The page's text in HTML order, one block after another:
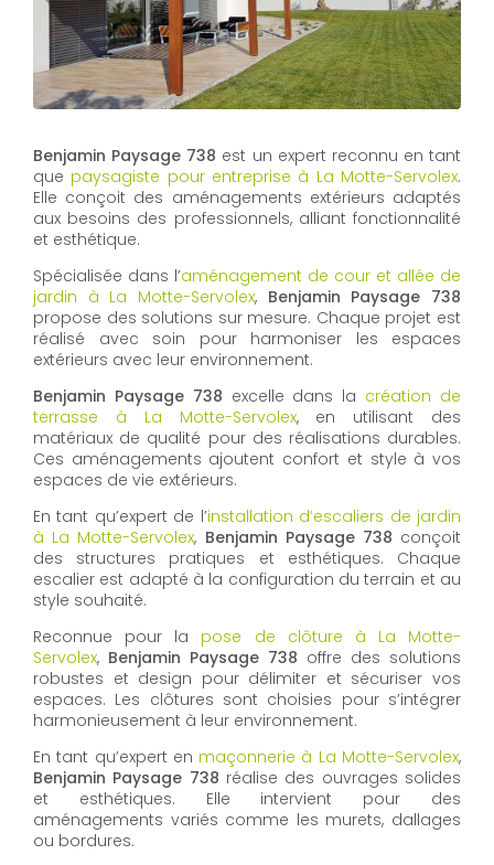
Benjamin Paysage 738 est un expert reconnu en tant
que paysagiste pour entreprise à La Motte-Servolex.
Elle conçoit des aménagements extérieurs adaptés
aux besoins des professionnels, alliant fonctionnalité
et esthétique.
Spécialisée dans l’aménagement de cour et allée de
jardin à La Motte-Servolex, Benjamin Paysage 738
propose des solutions sur mesure. Chaque projet est
réalisé avec soin pour harmoniser les espaces
extérieurs avec leur environnement.
Benjamin Paysage 738 excelle dans la création de
terrasse à La Motte-Servolex, en utilisant des
matériaux de qualité pour des réalisations durables.
Ces aménagements ajoutent confort et style à vos
espaces de vie extérieurs.
En tant qu’expert de l’installation d’escaliers de jardin
à La Motte-Servolex, Benjamin Paysage 738 conçoit
des structures pratiques et esthétiques. Chaque
escalier est adapté à la configuration du terrain et au
style souhaité.
Reconnue pour la pose de clôture à La Motte-
Servolex, Benjamin Paysage 738 offre des solutions
robustes et design pour délimiter et sécuriser vos
espaces. Les clôtures sont choisies pour s’intégrer
harmonieusement à leur environnement.
En tant qu’expert en maçonnerie à La Motte-Servolex,
Benjamin Paysage 738 réalise des ouvrages solides
et esthétiques. Elle intervient pour des
aménagements variés comme les murets, dallages
ou bordures.